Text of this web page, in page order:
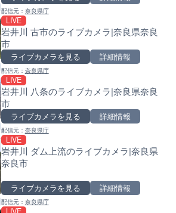
配信元： 奈良県庁
LIVE
岩井川 古市のライブカメラ|奈良県奈良
市
ライブカメラを見る 詳細情報
配信元： 奈良県庁
LIVE
岩井川 八条のライブカメラ|奈良県奈良
市
ライブカメラを見る 詳細情報
配信元： 奈良県庁
LIVE
岩井川 ダム上流のライブカメラ|奈良県
奈良市
ライブカメラを見る 詳細情報
配信元： 奈良県庁